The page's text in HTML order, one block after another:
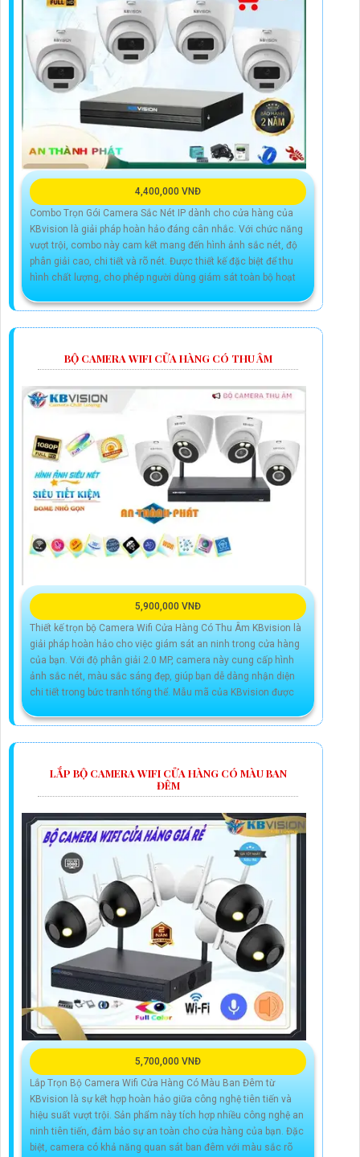
4,400,000 VNĐ
Combo Trọn Gói Camera Sắc Nét IP dành cho cửa hàng của
KBvision là giải pháp hoàn hảo đáng cân nhắc. Với chức năng
vượt trội, combo này cam kết mang đến hình ảnh sắc nét, độ
phân giải cao, chi tiết và rõ nét. Được thiết kế đặc biệt để thu
hình chất lượng, cho phép người dùng giám sát toàn bộ hoạt
BỘ CAMERA WIFI CỬA HÀNG CÓ THU ÂM
5,900,000 VNĐ
Thiết kế trọn bộ Camera Wifi Cửa Hàng Có Thu Âm KBvision là
giải pháp hoàn hảo cho việc giám sát an ninh trong cửa hàng
của bạn. Với độ phân giải 2.0 MP, camera này cung cấp hình
ảnh sắc nét, màu sắc sáng đẹp, giúp bạn dễ dàng nhận diện
chi tiết trong bức tranh tổng thể. Mẫu mã của KBvision được
LẮP BỘ CAMERA WIFI CỬA HÀNG CÓ MÀU BAN
ĐÊM
5,700,000 VNĐ
Lắp Trọn Bộ Camera Wifi Cửa Hàng Có Màu Ban Đêm từ
KBvision là sự kết hợp hoàn hảo giữa công nghệ tiên tiến và
hiệu suất vượt trội. Sản phẩm này tích hợp nhiều công nghệ an
ninh tiên tiến, đảm bảo sự an toàn cho cửa hàng của bạn. Đặc
biệt, camera có khả năng quan sát ban đêm với màu sắc rõ